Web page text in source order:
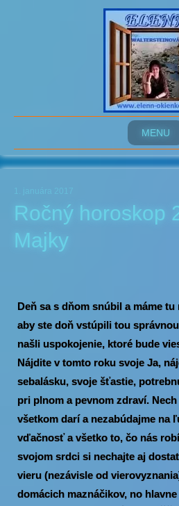
MENU
1. januára 2017
Ročný horoskop
Majky
Deň sa s dňom snúbil a máme tu
aby ste doň vstúpili tou
našli uspokojenie, ktoré bude
Nájdite v tomto roku svoje Ja,
sebalásku, svoje šťastie,
pri plnom a pevnom zdraví.
všetkom darí a nezabúdajme na
vďačnosť a všetko to, čo nás
svojom srdci si nechajte aj
vieru (nezávisle od
domácich maznáčikov, no